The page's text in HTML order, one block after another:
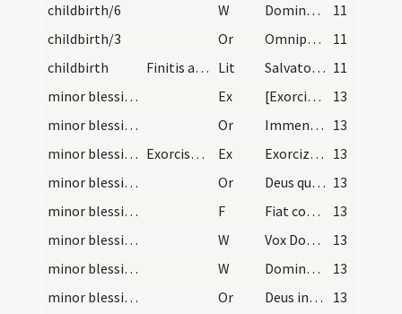
childbirth/6
W Dominus vobiscum
11
childbirth/3
Or Omnipotens sempiterne Deus Pater ... qui tuum Unigeniti una cum matre ... mereatur introitum.
11
childbirth
Finitis autem omnibus redeant in chorum duobus ca… Lit Salvator mundi 11
minor blessing of water/1
Ex [Exorcizo te creatura salis per Deum vivum] ... immundus adiuratus.
13
minor blessing of water/1
Or Immensam clementiam tuam ... spiritalis nequitiae. 13
minor blessing of water/2
Exorcismus aquae Ex Exorcizo te creatura aquae in nomine ... ut fias aqua exorcizata ... angelis suis apostaticis. 13
minor blessing of water/2
Or Deus qui ad salutem humani generis maxima ... impugnationibus defensa. 13
minor blessing of water
F Fiat commixtio salis et aquae pariter in nomine Patris
13
minor blessing of water/1
W Vox Domini super aquas
13
minor blessing of water/2
W Dominus vobiscum
13
minor blessing of water/3
Or Deus invictae virtutis auctor ... adesse dignetur.
13